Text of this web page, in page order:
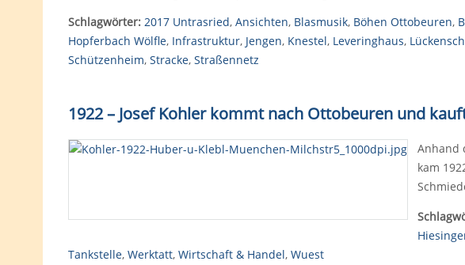
Schlagwörter: 2017 Untrasried, Ansichten, Blasmusik, Böhen Ottobeuren,
Hopferbach Wölfle, Infrastruktur, Jengen, Knestel, Leveringhaus,
Schützenheim, Stracke, Straßennetz
1922 – Josef Kohler kommt nach Ottobeuren und
Anhand
kam
Tankstelle, Werktatt, Wirtschaft & Handel, Wuest